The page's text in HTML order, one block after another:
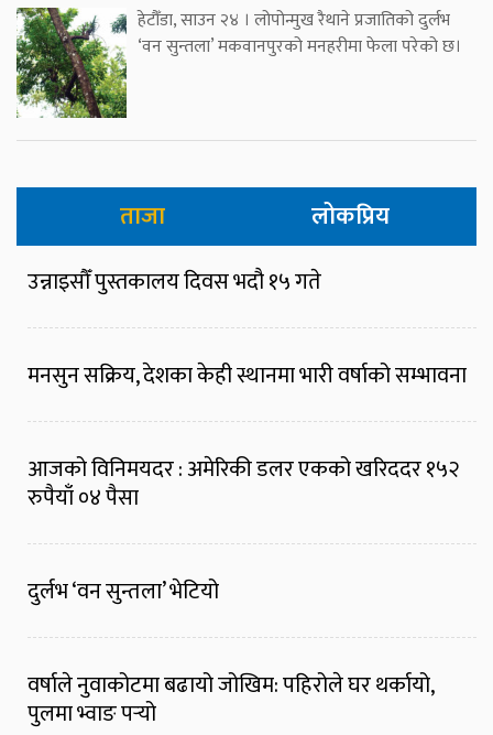
हेटौँडा, साउन २४ । लोपोन्मुख रैथाने प्रजातिको दुर्लभ
‘वन सुन्तला’ मकवानपुरको मनहरीमा फेला परेको छ।
ताजा लोकप्रिय
उन्नाइसौँ पुस्तकालय दिवस भदौ १५ गते
मनसुन सक्रिय, देशका केही स्थानमा भारी वर्षाको सम्भावना
आजको विनिमयदर : अमेरिकी डलर एकको खरिददर १५२
रुपैयाँ ०४ पैसा
दुर्लभ ‘वन सुन्तला’ भेटियो
वर्षाले नुवाकोटमा बढायो जोखिम: पहिरोले घर थर्कायो,
पुलमा भ्वाङ पर्‍यो